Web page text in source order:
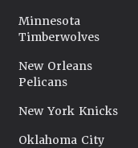
Minnesota
Timberwolves
New Orleans
Pelicans
New York Knicks
Oklahoma City